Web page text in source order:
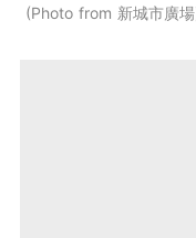
Photo from 新城市廣場